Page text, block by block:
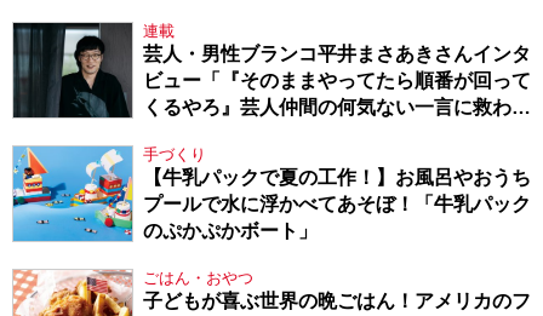
連載
芸人・男性ブランコ平井まさあきさんインタ
ビュー「『そのままやってたら順番が回って
くるやろ』芸人仲間の何気ない一言に救われ
手づくり
【牛乳パックで夏の工作！】お風呂やおうち
プールで水に浮かべてあそぼ！「牛乳パック
のぷかぷかボート」
ごはん・おやつ
子どもが喜ぶ世界の晩ごはん！アメリカのフ